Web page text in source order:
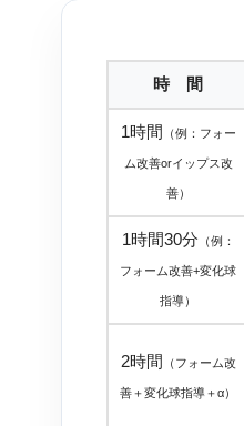
時 間
1時間 （例：フォー
ム改善orイップス改
善）
1時間30分 （例：
フォーム改善+変化球
指導）
2時間 （フォーム改
善＋変化球指導＋α）